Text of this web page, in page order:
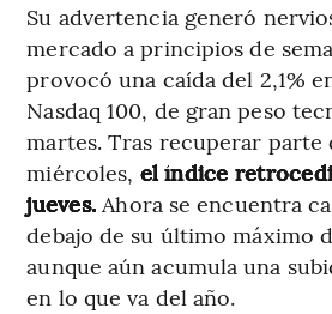
Su advertencia generó
mercado a principios de
provocó una caída del 2,1%
Nasdaq 100, de gran peso
martes. Tras recuperar parte
miércoles, el índice
jueves.Ahora se encuentra
debajo de su último máximo
aunque aún acumula una
en lo que va del año.